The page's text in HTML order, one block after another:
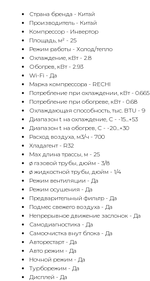
Страна бренда - Китай
Производитель - Китай
Компрессор - Инвертор
Площадь, м² - 25
Режим работы - Холод/тепло
Охлаждение, кВт - 2.8
Обогрев, кВт - 2.93
Wi-Fi - Да
Марка компрессора - RECHI
Потребление при охлаждении, кВт - 0.665
Потребление при обогреве, кВт - 0.68
Охлаждающая способность, тыс. BTU - 9
Диапазон t на охлаждение, С - -15...+53
Диапазон t на обогрев, С - -20...+30
Расход воздуха, м3/ч - 700
Хладагент - R32
Max длина трассы, м - 25
ø газовой трубы, дюйм - 3/8
ø жидкостной трубы, дюйм - 1/4
Режим вентиляции - Да
Режим осушения - Да
Предварительный фильтр - Да
Подмес свежего воздуха - Да
Непрерывное движение заслонок - Да
Самодиагностика - Да
Самоочистка внут блока - Да
Авторестарт - Да
Авто режим - Да
Ночной режим - Да
Турборежим - Да
Дисплей - Да